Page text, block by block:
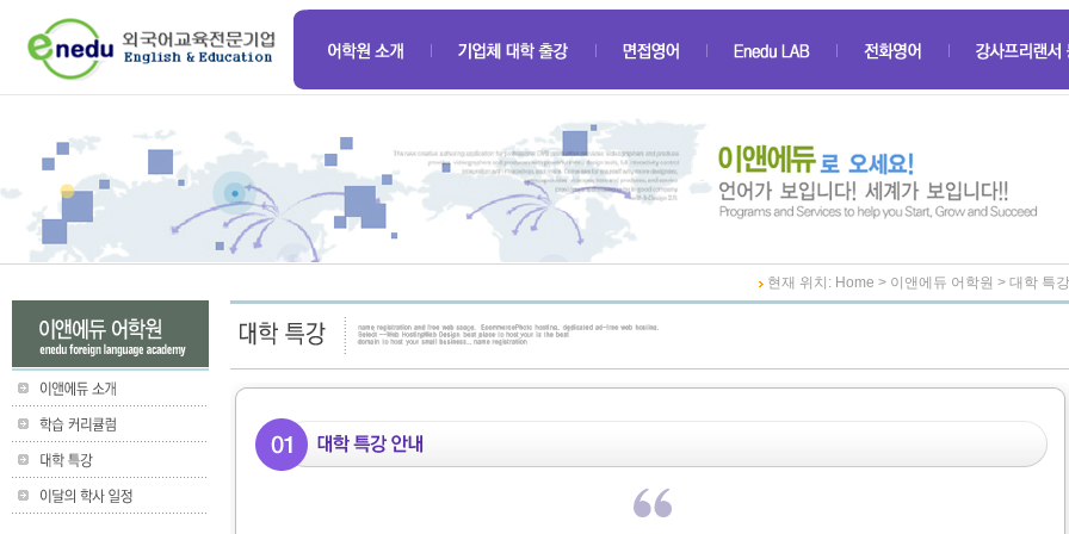
현재 위치: Home > 이앤에듀 어학원 > 대학 특강